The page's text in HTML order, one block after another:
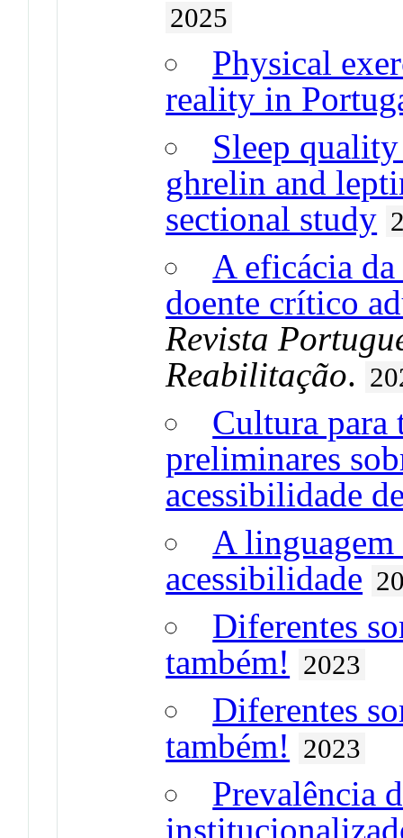
2025
Physical
reality in
Sleep
ghrelin and
sectional study
A eficácia
doente crítico
Revista
Reabilitação.
Cultura para
preliminares
acessibilidade
A linguagem
acessibilidade
Diferentes
também! 2023
Diferentes
também! 2023
Prevalência